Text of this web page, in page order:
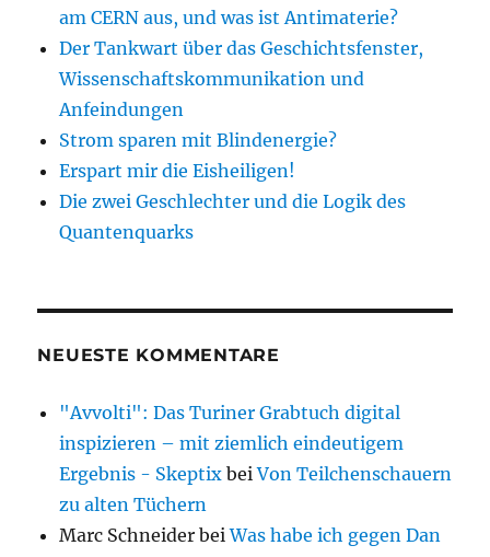
am CERN aus, und was ist Antimaterie?
Der Tankwart über das Geschichtsfenster,
Wissenschaftskommunikation und
Anfeindungen
Strom sparen mit Blindenergie?
Erspart mir die Eisheiligen!
Die zwei Geschlechter und die Logik des
Quantenquarks
NEUESTE KOMMENTARE
"Avvolti": Das Turiner Grabtuch digital
inspizieren – mit ziemlich eindeutigem
Ergebnis - Skeptix beiVon Teilchenschauern
zu alten Tüchern
Marc Schneider beiWas habe ich gegen Dan